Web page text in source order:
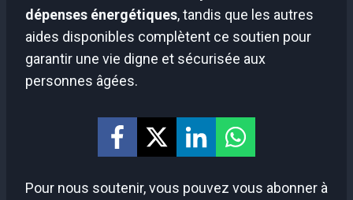
dépenses énergétiques, tandis que les autres
aides disponibles complètent ce soutien pour
garantir une vie digne et sécurisée aux
personnes âgées.
Pour nous soutenir, vous pouvez vous abonner à